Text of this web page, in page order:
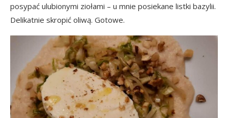
posypać ulubionymi ziołami – u mnie posiekane listki bazylii.
Delikatnie skropić oliwą. Gotowe.